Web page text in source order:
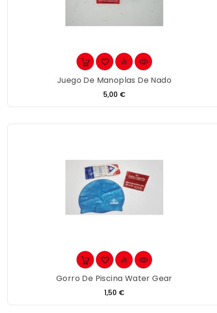
Juego De Manoplas De Nado
Precio
5,00 €
Gorro De Piscina Water Gear
Precio
1,50 €